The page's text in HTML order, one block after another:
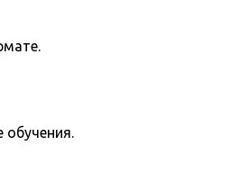
обучения.